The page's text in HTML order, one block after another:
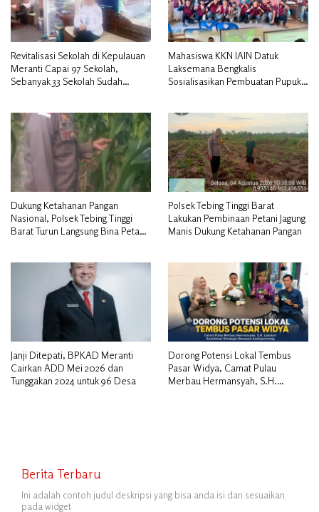
Revitalisasi Sekolah di Kepulauan
Meranti Capai 97 Sekolah,
Sebanyak 33 Sekolah Sudah
Mahasiswa KKN IAIN Datuk
Laksemana Bengkalis
Sosialisasikan Pembuatan Pupuk
Dukung Ketahanan Pangan
Nasional, Polsek Tebing Tinggi
Barat Turun Langsung Bina Petani
Polsek Tebing Tinggi Barat
Lakukan Pembinaan Petani Jagung
Manis Dukung Ketahanan Pangan
Janji Ditepati, BPKAD Meranti
Cairkan ADD Mei 2026 dan
Tunggakan 2024 untuk 96 Desa
Dorong Potensi Lokal Tembus
Pasar Widya, Camat Pulau
Merbau Hermansyah, S.H.
Berita Terbaru
Ini adalah contoh judul deskripsi yang bisa anda isi dan sesuaikan
pada widget